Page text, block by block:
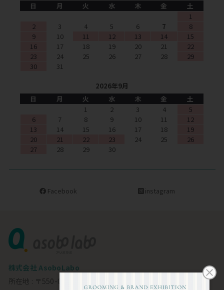
日
月 火 水 木 金
土
1
2
3 4 5 6 7
8
9
10 11 12 13 14
15
16
17 18 19 20 21
22
23
24 25 26 27 28
29
30
31
2026年9月
日
月 火 水 木 金
土
1
2 3 4
5
6
7 8 9 10 11
12
13
14 15 16 17 18
19
20
21 22 23 24 25
26
27
28 29 30
Facebook instagram
株式会社 AsoboLabo
所在地 : 〒550-0002 大阪市西区江戸堀1-23-11 6F